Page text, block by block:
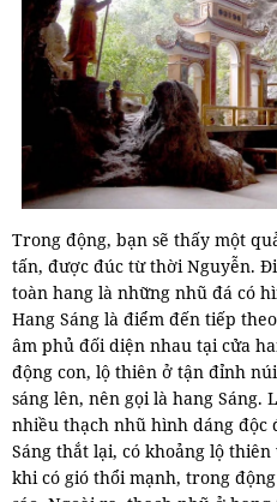
Trong động, bạn sẽ thấy một
tấn, được đúc từ thời Nguyễn.
toàn hang là những nhũ đá có
Hang Sáng là điểm đến tiếp
âm phủ đối diện nhau tại cửa
động con, lộ thiên ở tận đỉnh
sáng lên, nên gọi là hang Sáng.
nhiều thạch nhũ hình dáng độc
Sáng thắt lại, có khoảng lộ
khi có gió thổi mạnh, trong